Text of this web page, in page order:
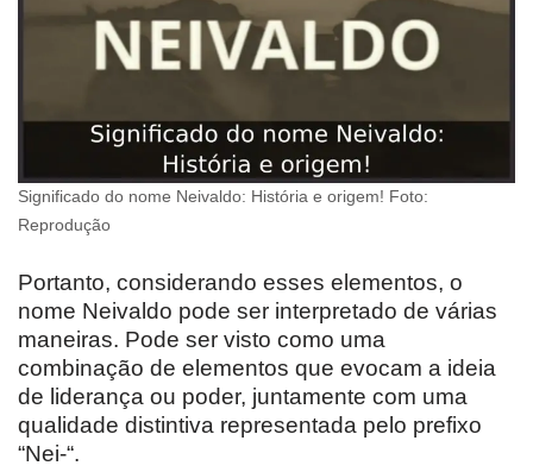
Significado do nome Neivaldo: História e origem! Foto:
Reprodução
Portanto, considerando esses elementos, o
nome Neivaldo pode ser interpretado de várias
maneiras. Pode ser visto como uma
combinação de elementos que evocam a ideia
de liderança ou poder, juntamente com uma
qualidade distintiva representada pelo prefixo
“Nei-“.